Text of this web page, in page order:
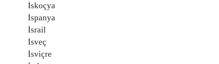
İskoçya
İspanya
İsrail
İsveç
İsviçre